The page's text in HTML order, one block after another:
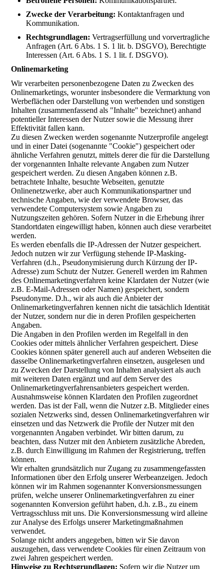
Zwecke der Verarbeitung: Kontaktanfragen und
Kommunikation.
Rechtsgrundlagen: Vertragserfüllung und vorvertragliche
Anfragen (Art. 6 Abs. 1 S. 1 lit. b. DSGVO), Berechtigte
Interessen (Art. 6 Abs. 1 S. 1 lit. f. DSGVO).
Onlinemarketing
Wir verarbeiten personenbezogene Daten zu Zwecken des
Onlinemarketings, worunter insbesondere die Vermarktung von
Werbeflächen oder Darstellung von werbenden und sonstigen
Inhalten (zusammenfassend als "Inhalte" bezeichnet) anhand
potentieller Interessen der Nutzer sowie die Messung ihrer
Effektivität fallen kann.
Zu diesen Zwecken werden sogenannte Nutzerprofile angelegt
und in einer Datei (sogenannte "Cookie") gespeichert oder
ähnliche Verfahren genutzt, mittels derer die für die Darstellung
der vorgenannten Inhalte relevante Angaben zum Nutzer
gespeichert werden. Zu diesen Angaben können z.B.
betrachtete Inhalte, besuchte Webseiten, genutzte
Onlinenetzwerke, aber auch Kommunikationspartner und
technische Angaben, wie der verwendete Browser, das
verwendete Computersystem sowie Angaben zu
Nutzungszeiten gehören. Sofern Nutzer in die Erhebung ihrer
Standortdaten eingewilligt haben, können auch diese verarbeitet
werden.
Es werden ebenfalls die IP-Adressen der Nutzer gespeichert.
Jedoch nutzen wir zur Verfügung stehende IP-Masking-
Verfahren (d.h., Pseudonymisierung durch Kürzung der IP-
Adresse) zum Schutz der Nutzer. Generell werden im Rahmen
des Onlinemarketingverfahren keine Klardaten der Nutzer (wie
z.B. E-Mail-Adressen oder Namen) gespeichert, sondern
Pseudonyme. D.h., wir als auch die Anbieter der
Onlinemarketingverfahren kennen nicht die tatsächlich Identität
der Nutzer, sondern nur die in deren Profilen gespeicherten
Angaben.
Die Angaben in den Profilen werden im Regelfall in den
Cookies oder mittels ähnlicher Verfahren gespeichert. Diese
Cookies können später generell auch auf anderen Webseiten die
dasselbe Onlinemarketingverfahren einsetzen, ausgelesen und
zu Zwecken der Darstellung von Inhalten analysiert als auch
mit weiteren Daten ergänzt und auf dem Server des
Onlinemarketingverfahrensanbieters gespeichert werden.
Ausnahmsweise können Klardaten den Profilen zugeordnet
werden. Das ist der Fall, wenn die Nutzer z.B. Mitglieder eines
sozialen Netzwerks sind, dessen Onlinemarketingverfahren wir
einsetzen und das Netzwerk die Profile der Nutzer mit den
vorgenannten Angaben verbindet. Wir bitten darum, zu
beachten, dass Nutzer mit den Anbietern zusätzliche Abreden,
z.B. durch Einwilligung im Rahmen der Registrierung, treffen
können.
Wir erhalten grundsätzlich nur Zugang zu zusammengefassten
Informationen über den Erfolg unserer Werbeanzeigen. Jedoch
können wir im Rahmen sogenannter Konversionsmessungen
prüfen, welche unserer Onlinemarketingverfahren zu einer
sogenannten Konversion geführt haben, d.h. z.B., zu einem
Vertragsschluss mit uns. Die Konversionsmessung wird alleine
zur Analyse des Erfolgs unserer Marketingmaßnahmen
verwendet.
Solange nicht anders angegeben, bitten wir Sie davon
auszugehen, dass verwendete Cookies für einen Zeitraum von
zwei Jahren gespeichert werden.
Hinweise zu Rechtsgrundlagen: Sofern wir die Nutzer um